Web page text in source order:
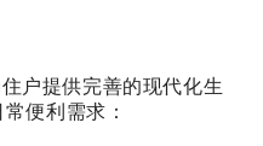
户提供完善的现代化生
便利需求：